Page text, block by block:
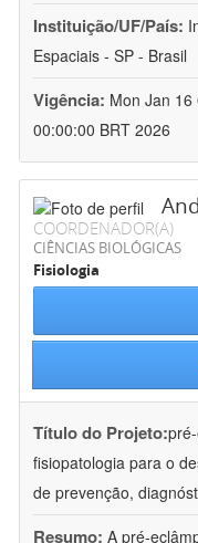
Instituição/UF/País:
Espaciais - SP - Brasil
Vigência: Mon Jan
00:00:00 BRT 2026
COORDENADOR(A)
CIÊNCIAS BIOLÓGICAS
Fisiologia
Título do Projeto:
fisiopatologia para o
de prevenção,
Resumo: A pré-